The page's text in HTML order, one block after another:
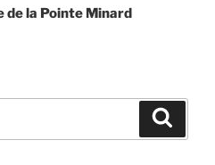
la Pointe Minard